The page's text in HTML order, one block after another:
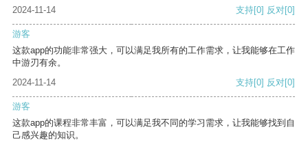
2024-11-14
支持[0] 反对[0]
游客
这款app的功能非常强大，可以满足我所有的工作需求，让我能够在工作
中游刃有余。
2024-11-14
支持[0] 反对[0]
游客
这款app的课程非常丰富，可以满足我不同的学习需求，让我能够找到自
己感兴趣的知识。